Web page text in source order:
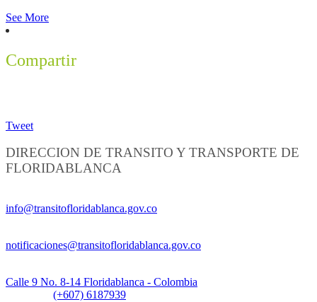
See More
Compartir
Tweet
DIRECCION DE TRANSITO Y TRANSPORTE DE
FLORIDABLANCA
info@transitofloridablanca.gov.co
notificaciones@transitofloridablanca.gov.co
Calle 9 No. 8-14 Floridablanca - Colombia
(+607) 6187939